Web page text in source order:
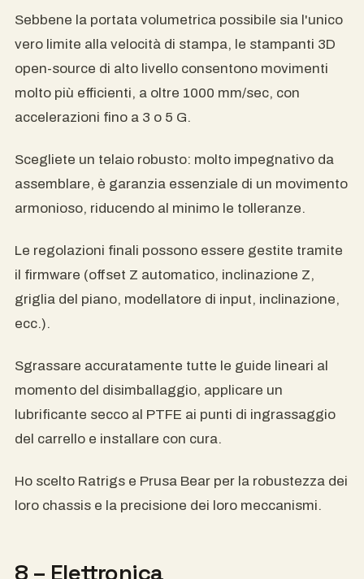
Sebbene la portata volumetrica possibile sia l'unico
vero limite alla velocità di stampa, le stampanti 3D
open-source di alto livello consentono movimenti
molto più efficienti, a oltre 1000 mm/sec, con
accelerazioni fino a 3 o 5 G.
Scegliete un telaio robusto: molto impegnativo da
assemblare, è garanzia essenziale di un movimento
armonioso, riducendo al minimo le tolleranze.
Le regolazioni finali possono essere gestite tramite
il firmware (offset Z automatico, inclinazione Z,
griglia del piano, modellatore di input, inclinazione,
ecc.).
Sgrassare accuratamente tutte le guide lineari al
momento del disimballaggio, applicare un
lubrificante secco al PTFE ai punti di ingrassaggio
del carrello e installare con cura.
Ho scelto Ratrigs e Prusa Bear per la robustezza dei
loro chassis e la precisione dei loro meccanismi.
8 – Elettronica